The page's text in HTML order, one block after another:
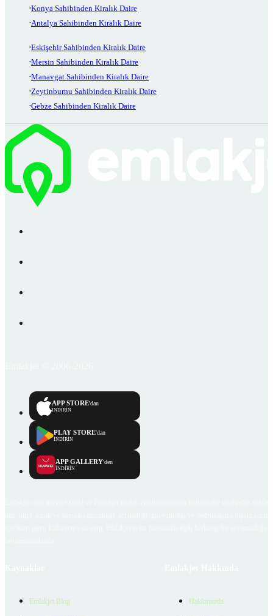
Konya Sahibinden Kiralık Daire
Antalya Sahibinden Kiralık Daire
Eskişehir Sahibinden Kiralık Daire
Mersin Sahibinden Kiralık Daire
Manavgat Sahibinden Kiralık Daire
Zeytinburnu Sahibinden Kiralık Daire
Gebze Sahibinden Kiralık Daire
APP STORE'dan
İNDİRİN
PLAY STORE'dan
İNDİRİN
APP GALLERY'den
İNDİRİN
Emlakjet Blog Hakkımızda